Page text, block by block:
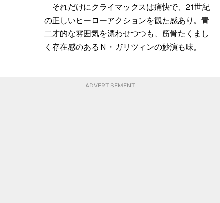
それだけにクライマックスは痛快で、21世紀
の正しいヒーローアクションを観た感あり。青
二才的な雰囲気を漂わせつつも、筋骨たくまし
く存在感のあるＮ・ガリツィンの妙演も味。
ADVERTISEMENT